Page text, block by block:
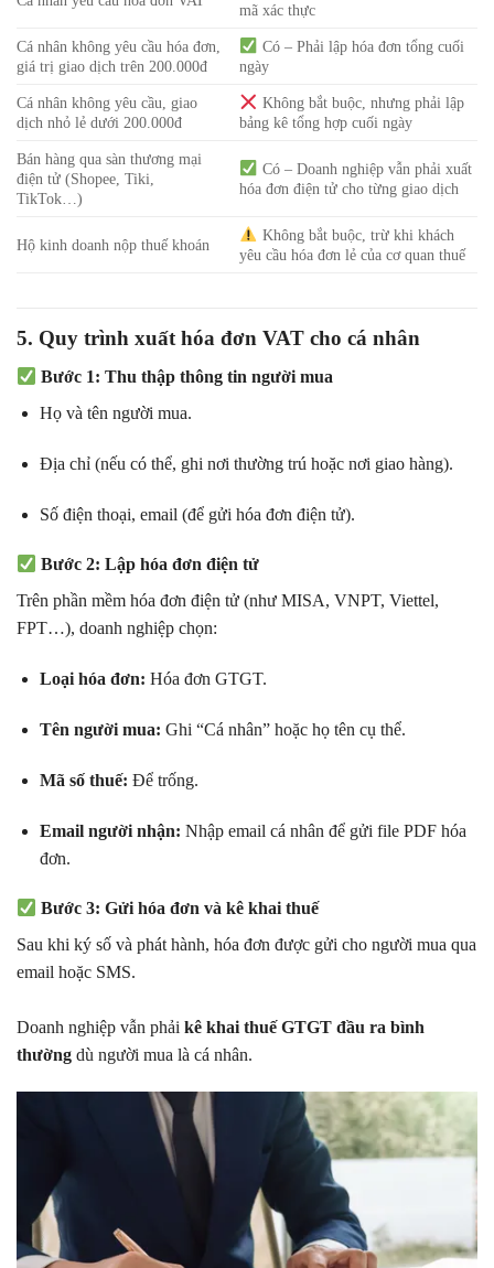
mã xác thực
Cá nhân không yêu cầu hóa đơn,
giá trị giao dịch trên 200.000đ
Có – Phải lập hóa đơn tổng cuối
ngày
Cá nhân không yêu cầu, giao
dịch nhỏ lẻ dưới 200.000đ
Không bắt buộc, nhưng phải lập
bảng kê tổng hợp cuối ngày
Bán hàng qua sàn thương mại
điện tử (Shopee, Tiki,
TikTok…)
Có – Doanh nghiệp vẫn phải xuất
hóa đơn điện tử cho từng giao dịch
Hộ kinh doanh nộp thuế khoán
Không bắt buộc, trừ khi khách
yêu cầu hóa đơn lẻ của cơ quan thuế
5. Quy trình xuất hóa đơn VAT cho cá nhân
Bước 1: Thu thập thông tin người mua
Họ và tên người mua.
Địa chỉ (nếu có thể, ghi nơi thường trú hoặc nơi giao hàng).
Số điện thoại, email (để gửi hóa đơn điện tử).
Bước 2: Lập hóa đơn điện tử
Trên phần mềm hóa đơn điện tử (như MISA, VNPT, Viettel,
FPT…), doanh nghiệp chọn:
Loại hóa đơn: Hóa đơn GTGT.
Tên người mua: Ghi “Cá nhân” hoặc họ tên cụ thể.
Mã số thuế: Để trống.
Email người nhận: Nhập email cá nhân để gửi file PDF hóa
đơn.
Bước 3: Gửi hóa đơn và kê khai thuế
Sau khi ký số và phát hành, hóa đơn được gửi cho người mua qua
email hoặc SMS.
Doanh nghiệp vẫn phải kê khai thuế GTGT đầu ra bình
thường dù người mua là cá nhân.